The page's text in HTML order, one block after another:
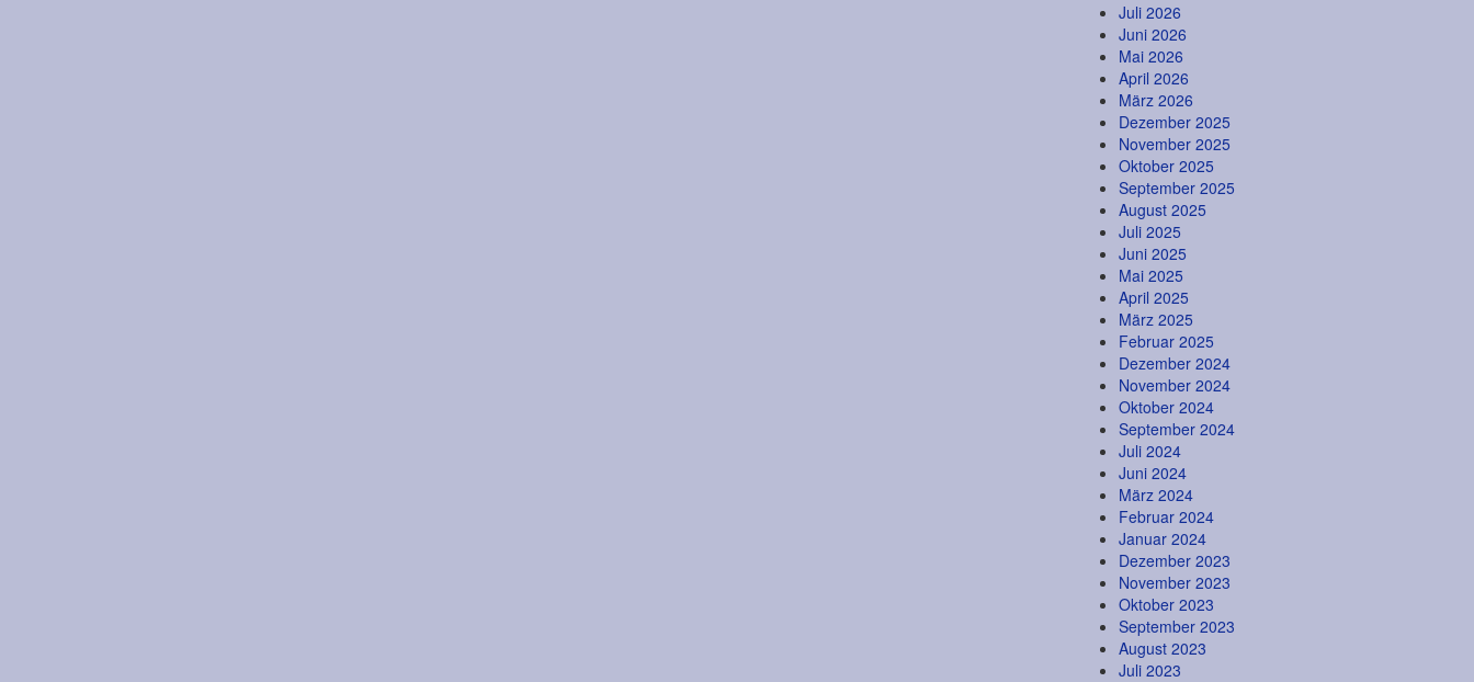
Juli 2026
Juni 2026
Mai 2026
April 2026
März 2026
Dezember 2025
November 2025
Oktober 2025
September 2025
August 2025
Juli 2025
Juni 2025
Mai 2025
April 2025
März 2025
Februar 2025
Dezember 2024
November 2024
Oktober 2024
September 2024
Juli 2024
Juni 2024
März 2024
Februar 2024
Januar 2024
Dezember 2023
November 2023
Oktober 2023
September 2023
August 2023
Juli 2023